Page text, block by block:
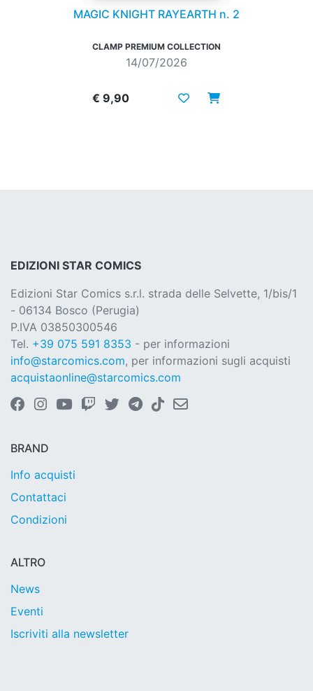
MAGIC KNIGHT RAYEARTH n. 2
CLAMP PREMIUM COLLECTION
14/07/2026
€ 9,90
EDIZIONI STAR COMICS
Edizioni Star Comics s.r.l. strada delle Selvette, 1/bis/1
- 06134 Bosco (Perugia)
P.IVA 03850300546
Tel. +39 075 591 8353 - per informazioni
info@starcomics.com, per informazioni sugli acquisti
acquistaonline@starcomics.com
BRAND
Info acquisti
Contattaci
Condizioni
ALTRO
News
Eventi
Iscriviti alla newsletter